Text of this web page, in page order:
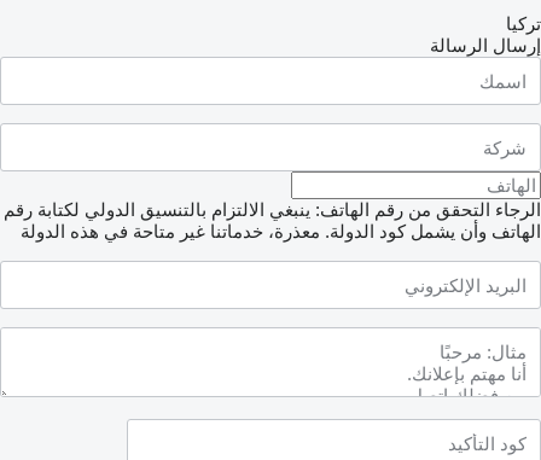
تركيا
إرسال الرسالة
الرجاء التحقق من رقم الهاتف: ينبغي الالتزام بالتنسيق الدولي لكتابة رقم
الهاتف وأن يشمل كود الدولة. معذرة، خدماتنا غير متاحة في هذه الدولة